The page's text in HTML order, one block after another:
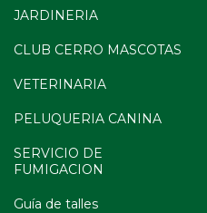
JARDINERIA
CLUB CERRO MASCOTAS
VETERINARIA
PELUQUERIA CANINA
SERVICIO DE
FUMIGACION
Guía de talles